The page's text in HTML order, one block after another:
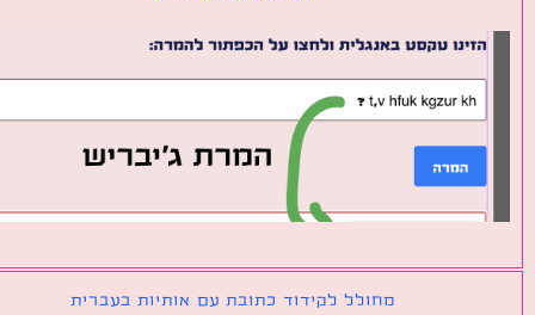
מחולל לקידוד כתובת עם אותיות בעברית